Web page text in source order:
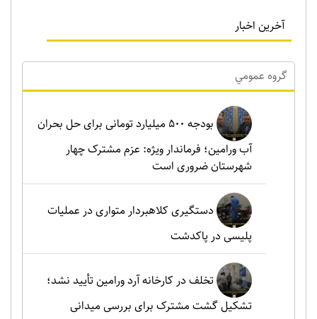
آخرین اخبار
گروه عمومي
بودجه ۵۰۰ میلیارد تومانی برای حل بحران
آب ورامین؛ فرماندار ویژه: عزم مشترک چهار
شهرستان ضروری است
دستگیری کلاهبردار متواری در عملیات
پلیسی در پاکدشت
تخلف در کارخانه آرد ورامین تأیید نشد؛
تشکیل گشت مشترک برای بررسی میدانی